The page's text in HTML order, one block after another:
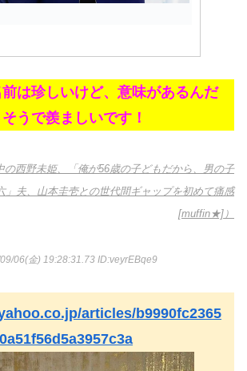
は珍しいけど、意味があるんだ
うで羨ましいです！
の西野未姫、「俺が56歳の子どもだから、男の子
」夫、山本圭壱との世代間ギャップを初めて痛感
[muffin★]）
09/06(金) 19:28:31.73 ID:veyrEBqe9
articles/b9990fc2365